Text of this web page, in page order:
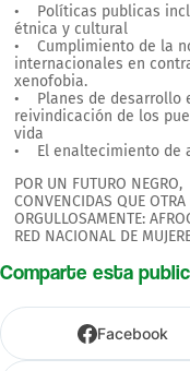
• Políticas publicas
étnica y cultural
• Cumplimiento de la
internacionales en
xenofobia.
• Planes de desarrollo
reivindicación de los
vida
• El enaltecimiento de
POR UN FUTURO
CONVENCIDAS QUE
ORGULLOSAMENTE:
RED NACIONAL DE
Comparte esta
Facebook